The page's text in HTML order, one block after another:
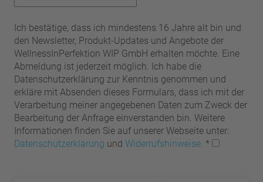
Ich bestätige, dass ich mindestens 16 Jahre alt bin und
den Newsletter, Produkt-Updates und Angebote der
WellnessInPerfektion WIP GmbH erhalten möchte. Eine
Abmeldung ist jederzeit möglich. Ich habe die
Datenschutzerklärung zur Kenntnis genommen und
erkläre mit Absenden dieses Formulars, dass ich mit der
Verarbeitung meiner angegebenen Daten zum Zweck der
Bearbeitung der Anfrage einverstanden bin. Weitere
Informationen finden Sie auf unserer Webseite unter:
Datenschutzerklärung und Widerrufshinweise. *